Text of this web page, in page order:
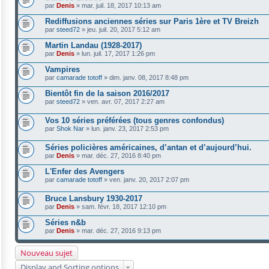
par Denis » mar. juil. 18, 2017 10:13 am
Rediffusions anciennes séries sur Paris 1ère et TV Breizh
par steed72 » jeu. juil. 20, 2017 5:12 am
Martin Landau (1928-2017)
par Denis » lun. juil. 17, 2017 1:26 pm
Vampires
par camarade totoff » dim. janv. 08, 2017 8:48 pm
Bientôt fin de la saison 2016/2017
par steed72 » ven. avr. 07, 2017 2:27 am
Vos 10 séries préférées (tous genres confondus)
par Shok Nar » lun. janv. 23, 2017 2:53 pm
Séries policières américaines, d’antan et d’aujourd’hui.
par Denis » mar. déc. 27, 2016 8:40 pm
L'Enfer des Avengers
par camarade totoff » ven. janv. 20, 2017 2:07 pm
Bruce Lansbury 1930-2017
par Denis » sam. févr. 18, 2017 12:10 pm
Séries n&b
par Denis » mar. déc. 27, 2016 9:13 pm
Nouveau sujet